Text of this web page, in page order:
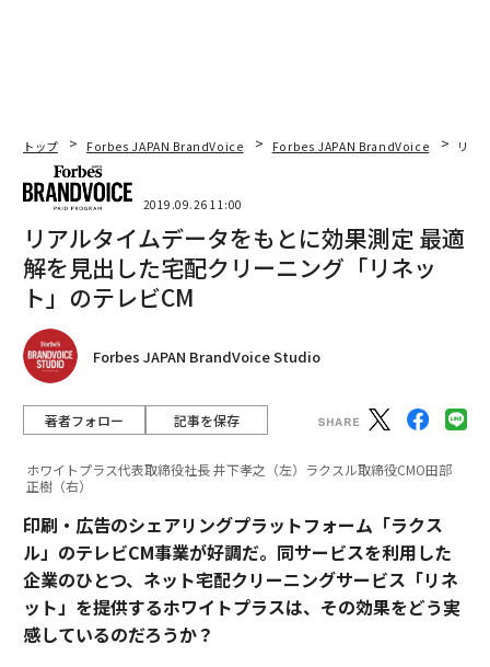
トップ Forbes JAPAN BrandVoice Forbes JAPAN BrandVoice リア
2019.09.26 11:00
リアルタイムデータをもとに効果測定 最適
解を見出した宅配クリーニング「リネッ
ト」のテレビCM
Forbes JAPAN BrandVoice Studio
著者フォロー 記事を保存
ホワイトプラス代表取締役社長 井下孝之（左）ラクスル取締役CMO田部
正樹（右）
印刷・広告のシェアリングプラットフォーム「ラクス
ル」のテレビCM事業が好調だ。同サービスを利用した
企業のひとつ、ネット宅配クリーニングサービス「リネ
ット」を提供するホワイトプラスは、その効果をどう実
感しているのだろうか？